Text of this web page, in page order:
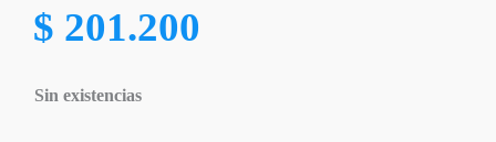
$ 201.200
Sin existencias